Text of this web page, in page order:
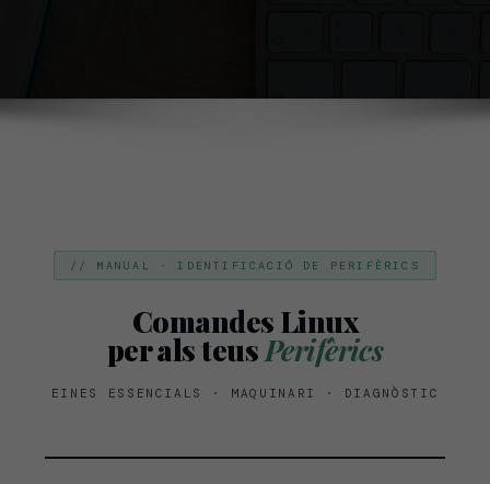
// MANUAL · IDENTIFICACIÓ DE PERIFÈRICS
Comandes Linux
per als teusPerifèrics
EINES ESSENCIALS · MAQUINARI · DIAGNÒSTIC